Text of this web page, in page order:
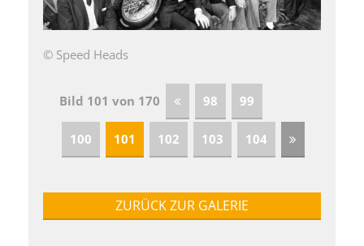
© Speed Heads
Bild 101 von 170 98 99
100 101 102 103 104
ZURÜCK ZUR GALERIE